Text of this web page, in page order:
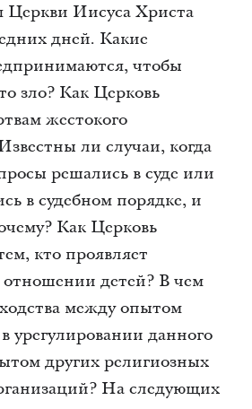
Церкви Иисуса Христа
дней. Какие
чтобы
зло? Как Церковь
жестокого
ли случаи, когда
решались в суде или
в судебном порядке, и
Как Церковь
кто проявляет
отношении детей? В чем
между опытом
урегулировании данного
других религиозных
На следующих